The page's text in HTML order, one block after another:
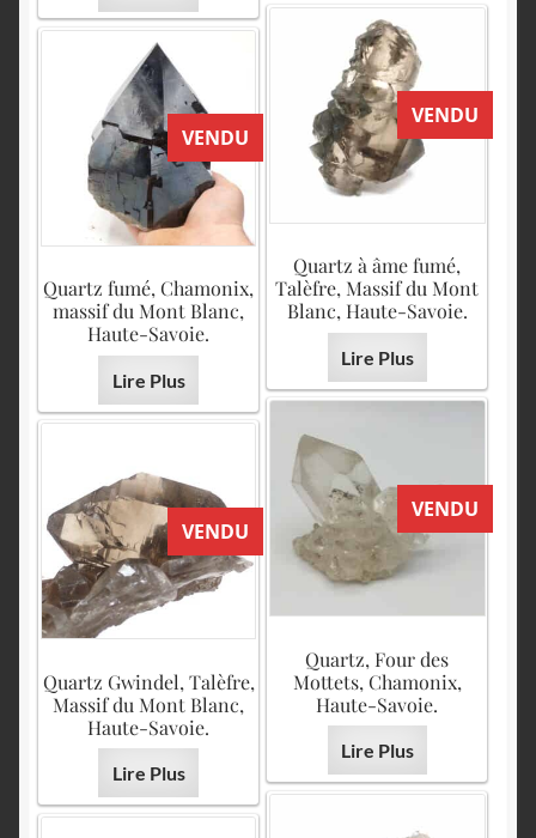
VENDU
Quartz à âme fumé,
Talèfre, Massif du Mont
Blanc, Haute-Savoie.
Lire Plus
VENDU
Quartz fumé, Chamonix,
massif du Mont Blanc,
Haute-Savoie.
Lire Plus
VENDU
Quartz, Four des
Mottets, Chamonix,
Haute-Savoie.
Lire Plus
VENDU
Quartz Gwindel, Talèfre,
Massif du Mont Blanc,
Haute-Savoie.
Lire Plus